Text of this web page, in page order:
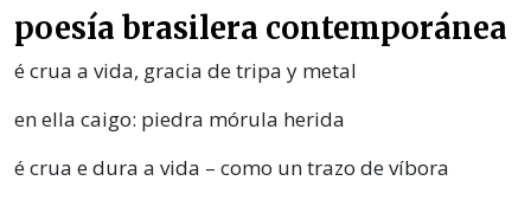
poesía brasilera contemporánea
é crua a vida, gracia de tripa y metal
en ella caigo: piedra mórula herida
é crua e dura a vida – como un trazo de víbora